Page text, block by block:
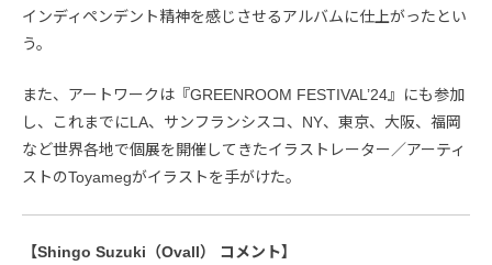
インディペンデント精神を感じさせるアルバムに仕上がったとい
う。
また、アートワークは『GREENROOM FESTIVAL’24』にも参加
し、これまでにLA、サンフランシスコ、NY、東京、大阪、福岡
など世界各地で個展を開催してきたイラストレーター／アーティ
ストのToyamegがイラストを手がけた。
【Shingo Suzuki（Ovall） コメント】